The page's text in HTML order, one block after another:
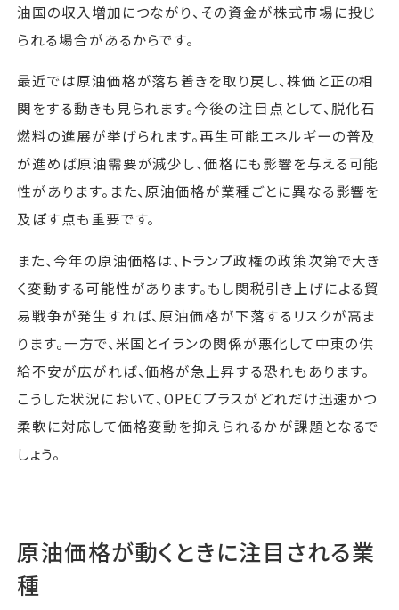
油国の収入増加につながり、その資金が株式市場に投じ
られる場合があるからです。
最近では原油価格が落ち着きを取り戻し、株価と正の相
関をする動きも見られます。今後の注目点として、脱化石
燃料の進展が挙げられます。再生可能エネルギーの普及
が進めば原油需要が減少し、価格にも影響を与える可能
性があります。また、原油価格が業種ごとに異なる影響を
及ぼす点も重要です。
また、今年の原油価格は、トランプ政権の政策次第で大き
く変動する可能性があります。もし関税引き上げによる貿
易戦争が発生すれば、原油価格が下落するリスクが高ま
ります。一方で、米国とイランの関係が悪化して中東の供
給不安が広がれば、価格が急上昇する恐れもあります。
こうした状況において、OPECプラスがどれだけ迅速かつ
柔軟に対応して価格変動を抑えられるかが課題となるで
しょう。
原油価格が動くときに注目される業
種